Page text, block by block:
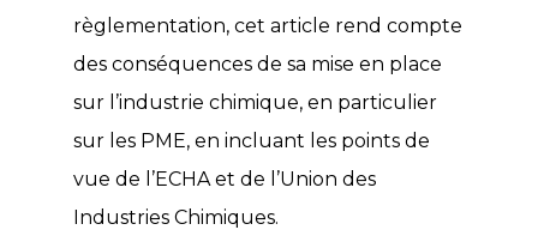
règlementation, cet article rend compte
des conséquences de sa mise en place
sur l’industrie chimique, en particulier
sur les PME, en incluant les points de
vue de l’ECHA et de l’Union des
Industries Chimiques.